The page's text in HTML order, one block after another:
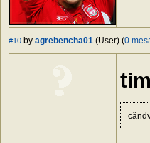
#10 by agrebencha01 (User) (0